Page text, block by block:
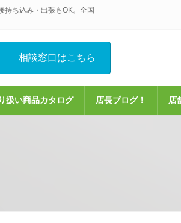
持ち込み・出張もOK。全国
相談窓口はこちら
扱い商品カタログ 店長ブログ！ 店